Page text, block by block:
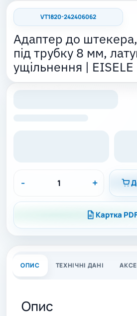
VT1820-242406062
Адаптер до
під трубку 8 мм,
ущільнення | EISELE
- +
Картка
ОПИС ТЕХНІЧНІ ДАНІ
Опис